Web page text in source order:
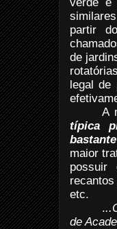
partir
de
legal de
A
típica
maior
possuir
etc.
.
de